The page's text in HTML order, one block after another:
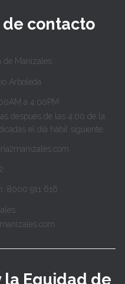
de contacto
de Manizales
Arboleda
a 4:00PM
después de las 4:00 de la
el día hábil siguiente.
8000 911 616
la Equidad de